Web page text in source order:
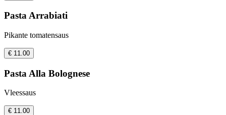
Pasta Arrabiati
Pikante tomatensaus
€ 11.00
Pasta Alla Bolognese
Vleessaus
€ 11.00